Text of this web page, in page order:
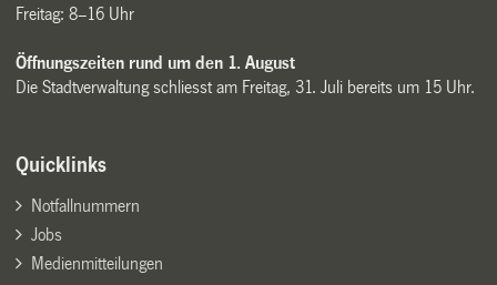
Freitag: 8–16 Uhr
Öffnungszeiten rund um den 1. August
Die Stadtverwaltung schliesst am Freitag, 31. Juli bereits um 15 Uhr.
Quicklinks
Notfallnummern
Jobs
Medienmitteilungen